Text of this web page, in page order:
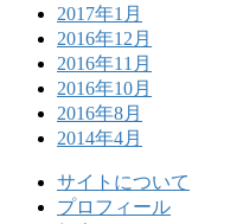
2017年1月
2016年12月
2016年11月
2016年10月
2016年8月
2014年4月
サイトについて
プロフィール